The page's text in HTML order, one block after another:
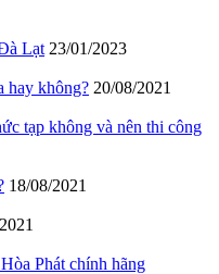
Lạt 23/01/2023
hay không? 20/08/2021
tạp không và nên thi công
18/08/2021
Phát chính hãng